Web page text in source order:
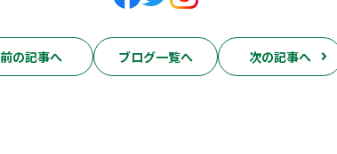
前の記事へ ブログ一覧へ 次の記事へ